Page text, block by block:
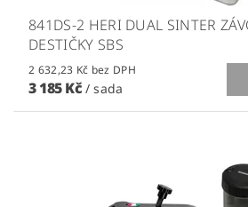
841DS-2 HERI DUAL SINTER
DESTIČKY SBS
2 632,23 Kč bez DPH
3 185 Kč / sada